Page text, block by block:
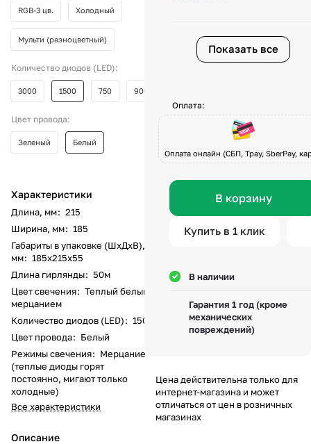
RGB-3 цв. Холодный
Мульти (разноцветный)
Количество диодов (LED):
3000 1500 750 900
Цвет провода:
Зеленый Белый
Характеристики
Длина, мм: 215
Ширина, мм: 185
Габариты в упаковке (ШхДхВ),
мм: 185х215х55
Длина гирлянды: 50м
Цвет свечения: Теплый белый с
мерцанием
Количество диодов (LED): 1500
Цвет провода: Белый
Режимы свечения: Мерцание
(теплые диоды горят
постоянно, мигают только
холодные)
Все характеристики
Описание
Показать все
Оплата:
Оплата онлайн (СБП, Tpay, SberPay,
В корзину
Купить в 1 клик
В наличии
Гарантия 1 год (кроме
механических
повреждений)
Цена действительна только для
интернет-магазина и может
отличаться от цен в розничных
магазинах